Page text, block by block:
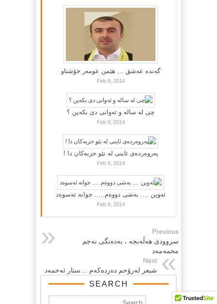
گه‌نده‌ عه‌شق … هێمن عومه‌ر خۆشناو
Feb 9, 2014
چی لە سالە و ئەوانی دی بكەین ؟
Feb 9, 2014
پەروەردەی ئاینی لە نێو حزبەکان دا !
Feb 9, 2014
ئەوین …. بەشی دووەم….. جوانە ئەسوەد
Feb 9, 2014
Previous
سروودی هەڵەبجە ، بەدەنگی نەجم
محمەمەد
Next
شیعر له‌رۆحم ده‌رده‌كه‌م …ستار ئه‌حمه‌د
SEARCH